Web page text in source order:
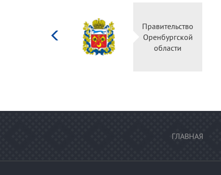
культуры
Российской
Правительство
Оренбургской
области
ГЛАВНАЯ